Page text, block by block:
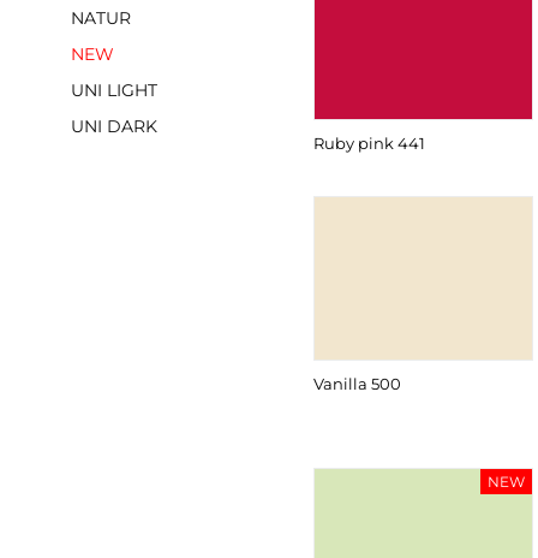
NATUR
NEW
UNI LIGHT
UNI DARK
Ruby pink 441
Vanilla 500
NEW